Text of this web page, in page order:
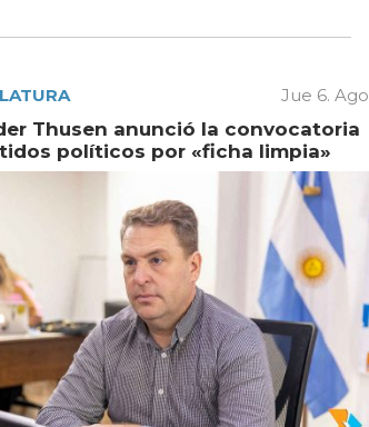
Jue 6. Ago
Thusen anunció la convocatoria
políticos por «ficha limpia»